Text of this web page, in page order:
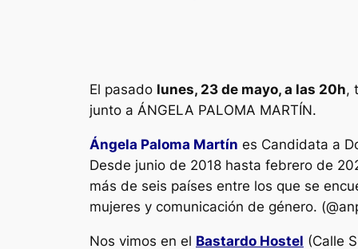
El pasado lunes, 23 de mayo, a las 20h,
junto a ÁNGELA PALOMA MARTÍN.
Ángela Paloma Martín es Candidata a
Desde junio de 2018 hasta febrero de
más de seis países entre los que se
mujeres y comunicación de género.
Nos vimos en el Bastardo Hostel (Calle